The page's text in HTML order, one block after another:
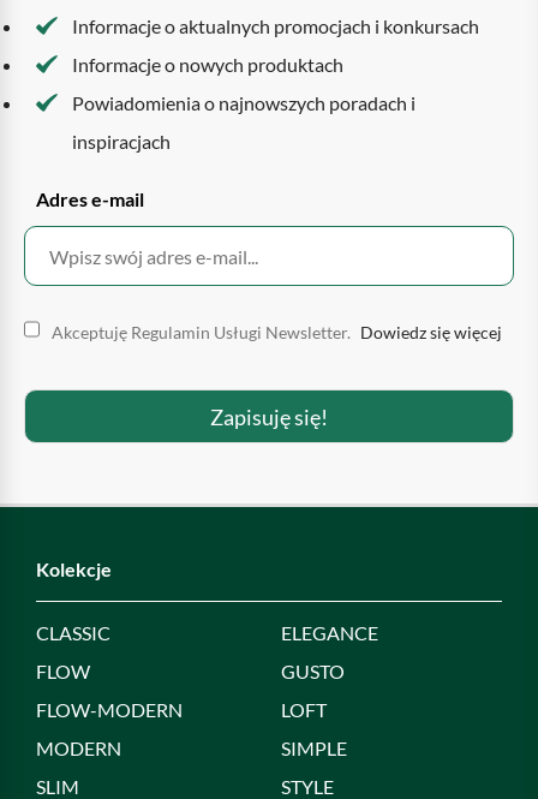
Informacje o aktualnych promocjach i konkursach
Informacje o nowych produktach
Powiadomienia o najnowszych poradach i
inspiracjach
Adres e-mail
Akceptuję Regulamin Usługi Newsletter. Dowiedz się więcej
Kolekcje
CLASSIC
ELEGANCE
FLOW
GUSTO
FLOW-MODERN
LOFT
MODERN
SIMPLE
SLIM
STYLE